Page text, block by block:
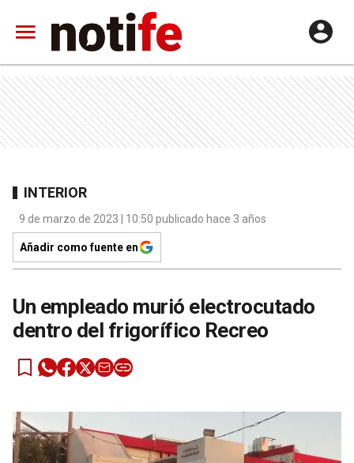
INTERIOR
9 de marzo de 2023 | 10:50 publicado hace 3 años
Añadir como fuente en
Un empleado murió electrocutado
dentro del frigorífico Recreo